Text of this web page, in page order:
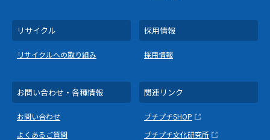
リサイクル
リサイクルへの取り組み
採用情報
採用情報
お問い合わせ・各種情報
お問い合わせ
よくあるご質問
関連リンク
プチプチSHOP
プチプチ文化研究所